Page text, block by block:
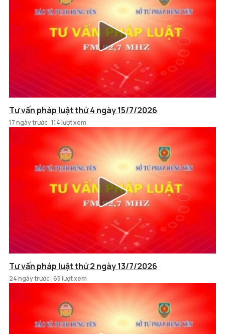
Tư vấn pháp luật thứ 4 ngày 15/7/2026
17 ngày trước 114 lượt xem
Tư vấn pháp luật thứ 2 ngày 13/7/2026
24 ngày trước 65 lượt xem